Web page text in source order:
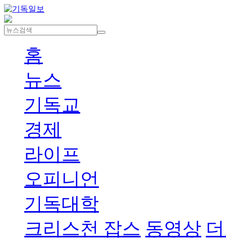
홈
뉴스
기독교
경제
라이프
오피니언
기독대학
크리스천 잡스 동영상